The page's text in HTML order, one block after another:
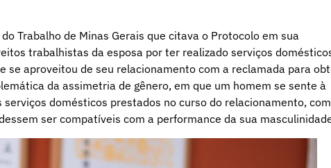
Trabalho de Minas Gerais que citava o Protocolo em sua
trabalhistas da esposa por ter realizado serviços
se aproveitou de seu relacionamento com a reclamada para
da assimetria de gênero, em que um homem se sente à
domésticos prestados no curso do relacionamento,
ser compatíveis com a performance da sua